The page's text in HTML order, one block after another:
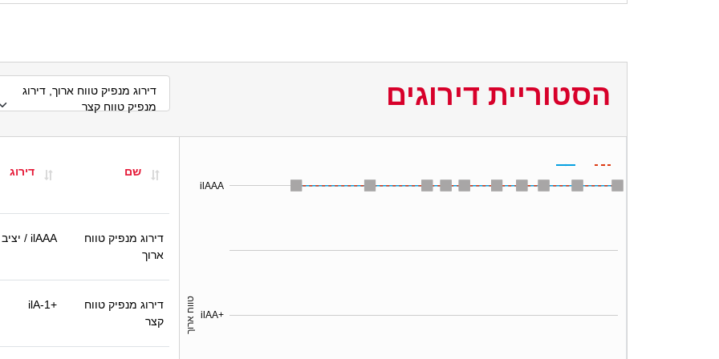
הסטוריית דירוגים
דירוג מנפיק טווח ארוך, דירוג
מנפיק טווח קצר
ilAA+
ilAAA
טווח ארוך
שם דירוג
דירוג מנפיק טווח
ארוך
ilAAA / יציב
דירוג מנפיק טווח
קצר
ilA-1+